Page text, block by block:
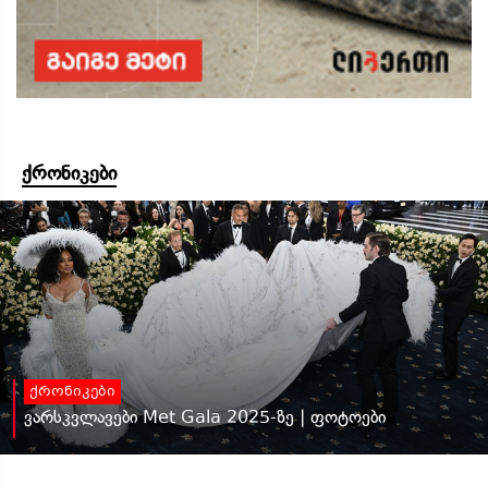
ქრონიკები
ქრონიკები
ვარსკვლავები Met Gala 2025-ზე | ფოტოები